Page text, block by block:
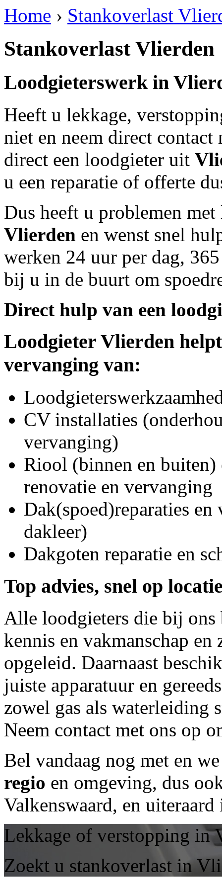
Home › Stankoverlast
Stankoverlast Vlierden
Loodgieterswerk in
Heeft u lekkage,
niet en neem direct
direct een loodgieter uit
u een reparatie of offerte
Dus heeft u problemen
Vlierden en wenst snel
werken 24 uur per dag,
bij u in de buurt om
Direct hulp van een
Loodgieter Vlierden
vervanging van:
CV installaties
vervanging)
Riool (binnen en buiten)
renovatie en vervanging
Dak(spoed)reparaties
dakleer)
Dakgoten reparatie en
Top advies, snel op
Alle loodgieters die bij
kennis en vakmanschap
opgeleid. Daarnaast
juiste apparatuur en
zowel gas als waterleiding
Neem contact met ons op
Bel vandaag nog met en
regio en omgeving, dus
Valkenswaard, en
Lekkage of verstopping in
Zoekt u stankoverlast in